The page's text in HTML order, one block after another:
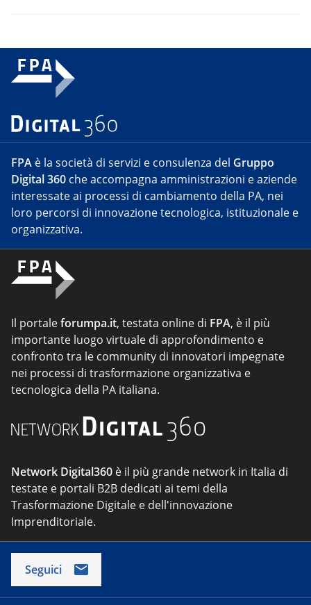
FPA è la società di servizi e consulenza del Gruppo
Digital 360 che accompagna amministrazioni e aziende
interessate ai processi di cambiamento della PA, nei
loro percorsi di innovazione tecnologica, istituzionale e
organizzativa.
Il portaleforumpa.it, testata online di FPA, è il più
importante luogo virtuale di approfondimento e
confronto tra le community di innovatori impegnate
nei processi di trasformazione organizzativa e
tecnologica della PA italiana.
Network Digital360 è il più grande network in Italia di
testate e portali B2B dedicati ai temi della
Trasformazione Digitale e dell'innovazione
Imprenditoriale.
Seguici